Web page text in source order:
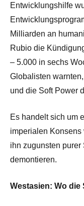
Entwicklungshilfe
Milliarden an
Rubio die
– 5.000 in sechs
Globalisten
und die Soft Power
Es handelt sich um
imperialen
ihn zugunsten purer
demontieren.
Westasien: Wo die